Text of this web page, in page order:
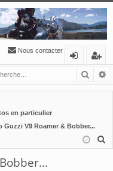
Nous contacter
n
xi
o
’e
nr
ist
re
en particulier
V9 Roamer & Bobber...